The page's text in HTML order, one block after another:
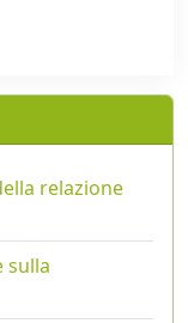
relazione
sulla